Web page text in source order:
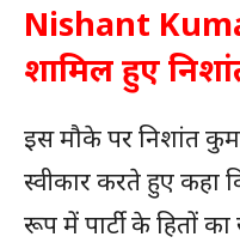
Nishant
शामिल हुए
इस मौके पर निशांत
स्वीकार करते हुए कहा
रूप में पार्टी के हितों